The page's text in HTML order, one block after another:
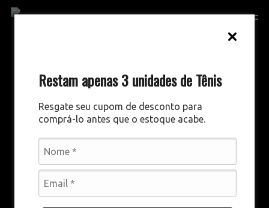
Restam apenas 3 unidades de Tênis
Resgate seu cupom de desconto para
comprá-lo antes que o estoque acabe.
Skip